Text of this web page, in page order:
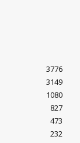
3776
3149
1080
827
473
232